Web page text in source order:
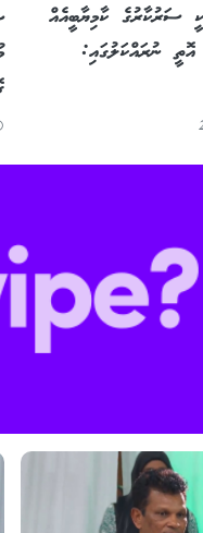
ސަރުކާރުގެ ކާމިޔާބީއެއް
ނުރައްކަލުގައި: